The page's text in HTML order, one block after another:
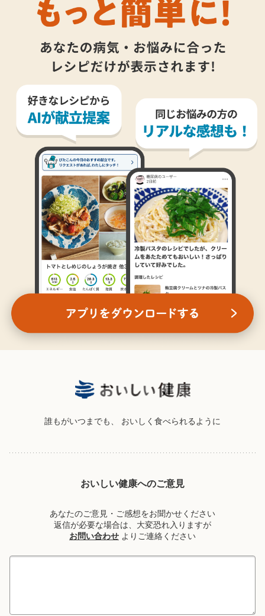
誰もがいつまでも、 おいしく食べられるように
おいしい健康へのご意見
あなたのご意見・ご感想をお聞かせください
返信が必要な場合は、大変恐れ入りますが
お問い合わせ よりご連絡ください